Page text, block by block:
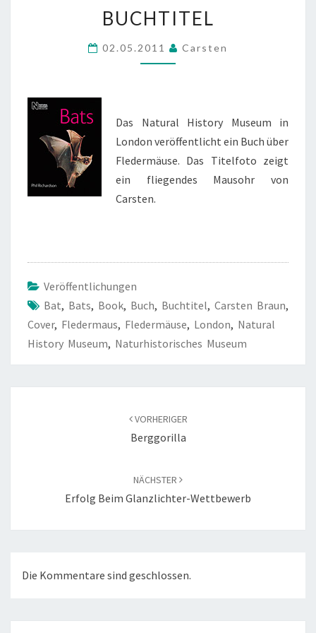
BUCHTITEL
02.05.2011 Carsten
Das Natural History Museum in
London veröffentlicht ein Buch über
Fledermäuse. Das Titelfoto zeigt
ein fliegendes Mausohr von
Carsten.
Veröffentlichungen
Bat, Bats, Book, Buch, Buchtitel, Carsten Braun,
Cover, Fledermaus, Fledermäuse, London, Natural
History Museum, Naturhistorisches Museum
VORHERIGER
Berggorilla
NÄCHSTER
Erfolg Beim Glanzlichter-Wettbewerb
Die Kommentare sind geschlossen.